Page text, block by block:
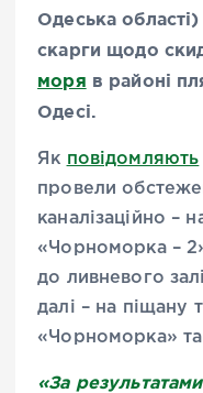
Одеська
скарги щодо
моря в районі
Одесі.
Як повідомляють
провели
каналізаційно –
«Чорноморка –
до ливневого
далі – на піщану
«Чорноморка»
«За